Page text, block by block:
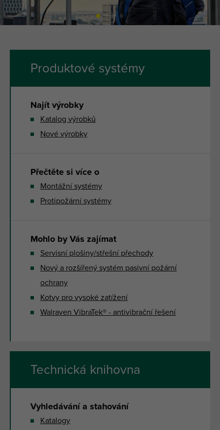
Produktové systémy
Najít výrobky
Katalog výrobků
Nové výrobky
Přečtěte si více o
Montážní systémy
Protipožární systémy
Mohlo by Vás zajímat
Servisní plošiny/střešní přechody
Nový a rozšířený systém pasivní požární
ochrany
Kotvy pro vysoké zatížení
Walraven VibraTek® - antivibrační řešení
Technická knihovna
Vyhledávání a stahování
Katalogy